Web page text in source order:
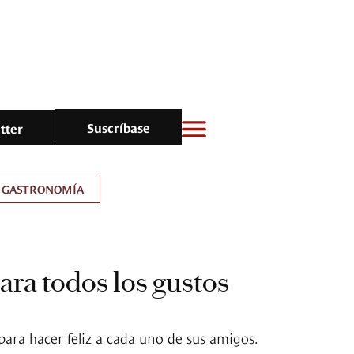
Suscríbase
GASTRONOMÍA
todos los gustos
hacer feliz a cada uno de sus amigos.